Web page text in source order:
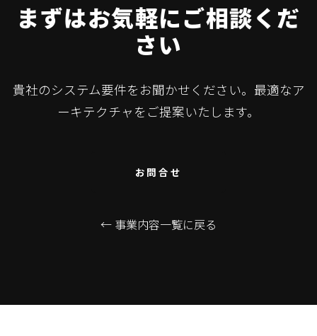
まずはお気軽にご相談くだ
さい
貴社のシステム要件をお聞かせください。最適なア
ーキテクチャをご提案いたします。
お問合せ
← 事業内容一覧に戻る